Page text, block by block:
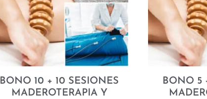
BONO 10 + 10 SESIONES
MADEROTERAPIA Y
BONO 5